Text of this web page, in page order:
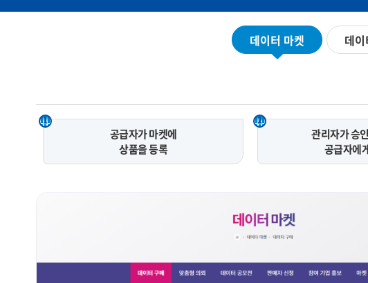
맞춤형 데이터
연계 데이터
데이터 오류 신고
셀프 분석
데이터 마켓 데
1
공급자가 마켓에
상품을 등록
2
관리자가 승
공급자에